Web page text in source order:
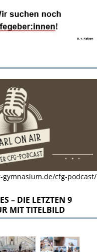
cfg-podcast/
– DIE LETZTEN 9
MIT TITELBILD